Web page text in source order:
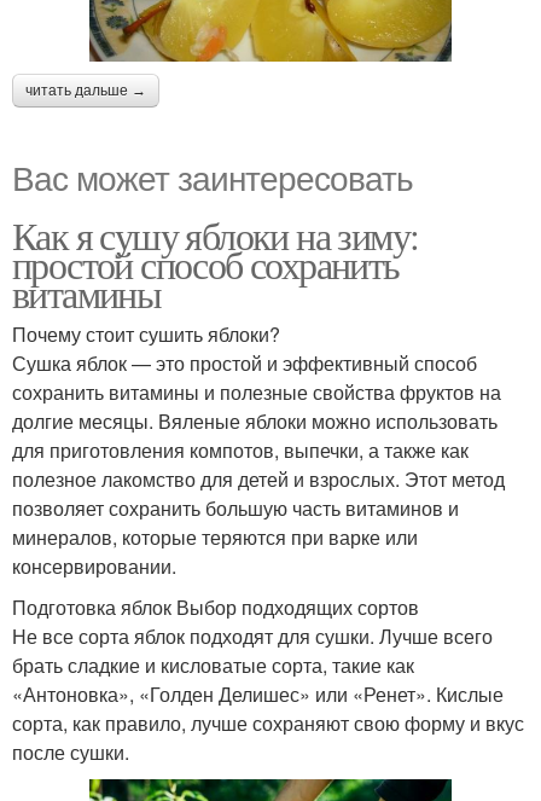
читать дальше →
Вас может заинтересовать
Как я сушу яблоки на зиму:
простой способ сохранить
витамины
Почему стоит сушить яблоки?
Сушка яблок — это простой и эффективный способ
сохранить витамины и полезные свойства фруктов на
долгие месяцы. Вяленые яблоки можно использовать
для приготовления компотов, выпечки, а также как
полезное лакомство для детей и взрослых. Этот метод
позволяет сохранить большую часть витаминов и
минералов, которые теряются при варке или
консервировании.
Подготовка яблок Выбор подходящих сортов
Не все сорта яблок подходят для сушки. Лучше всего
брать сладкие и кисловатые сорта, такие как
«Антоновка», «Голден Делишес» или «Ренет». Кислые
сорта, как правило, лучше сохраняют свою форму и вкус
после сушки.